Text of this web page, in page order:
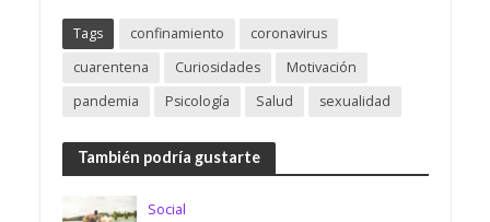
Tags confinamiento
coronavirus
cuarentena
Curiosidades
Motivación
pandemia
Psicología Salud sexualidad
También podría gustarte
Social